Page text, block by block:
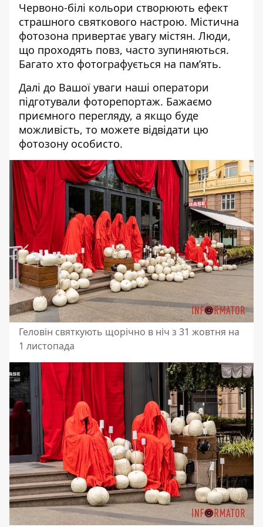
Червоно-білі кольори створюють ефект
страшного святкового настрою. Містична
фотозона привертає увагу містян. Люди,
що проходять повз, часто зупиняються.
Багато хто фотографується на пам’ять.
Далі до Вашої уваги наші оператори
підготували фоторепортаж. Бажаємо
приємного перегляду, а якщо буде
можливість, то можете відвідати цю
фотозону особисто.
Геловін святкують щорічно в ніч з 31 жовтня на
1 листопада